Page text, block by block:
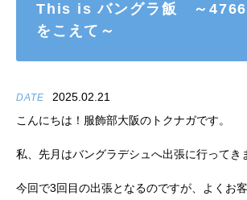
This is バングラ飯 ～4766
をこえて～
DATE
2025.02.21
こんにちは！服飾部大阪のトクナガです。
私、先月はバングラデシュへ出張に行ってき
今回で3回目の出張となるのですが、よくお